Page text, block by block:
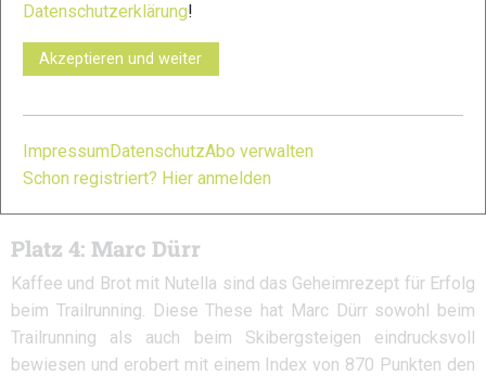
Platz 4: Marc Dürr
Kaffee und Brot mit Nutella sind das Geheimrezept für Erfolg
beim Trailrunning. Diese These hat Marc Dürr sowohl beim
Trailrunning als auch beim Skibergsteigen eindrucksvoll
bewiesen und erobert mit einem Index von 870 Punkten den
Datenschutzerklärung!
Akzeptieren und weiter
ImpressumDatenschutzAbo verwalten
Schon registriert? Hier anmelden